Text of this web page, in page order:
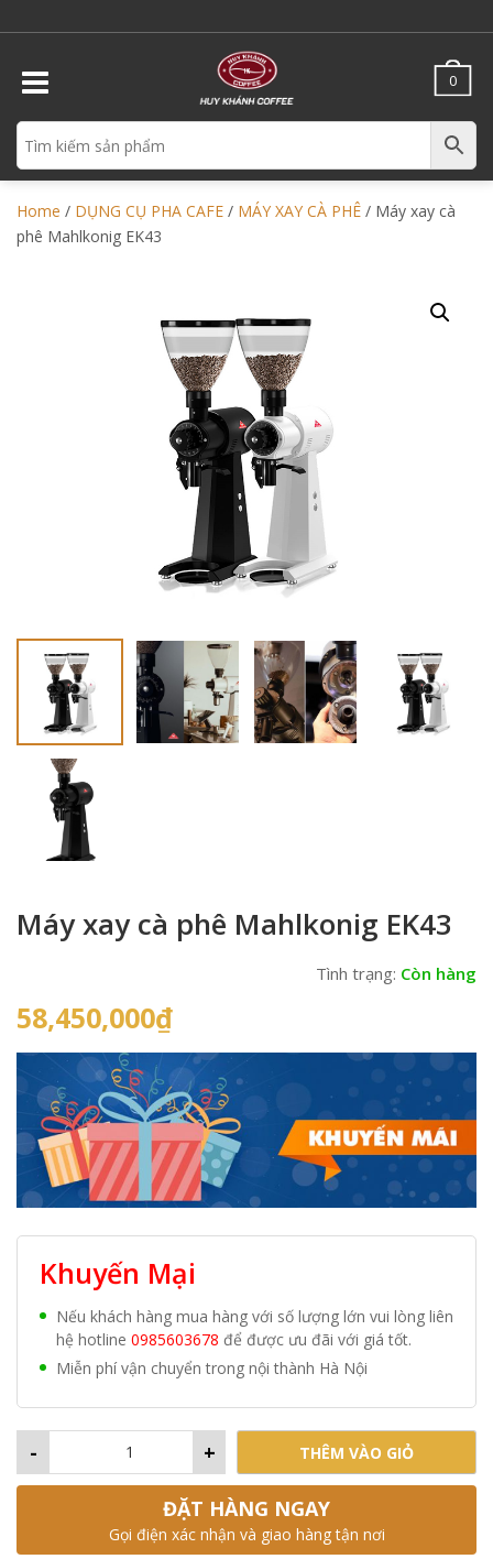
0
Home / DỤNG CỤ PHA CAFE / MÁY XAY CÀ PHÊ / Máy xay cà
phê Mahlkonig EK43
Máy xay cà phê Mahlkonig EK43
Tình trạng: Còn hàng
58,450,000₫
Khuyến Mại
Nếu khách hàng mua hàng với số lượng lớn vui lòng liên
hệ hotline 0985603678 để được ưu đãi với giá tốt.
Miễn phí vận chuyển trong nội thành Hà Nội
+
- THÊM VÀO GIỎ
ĐẶT HÀNG NGAY
Gọi điện xác nhận và giao hàng tận nơi